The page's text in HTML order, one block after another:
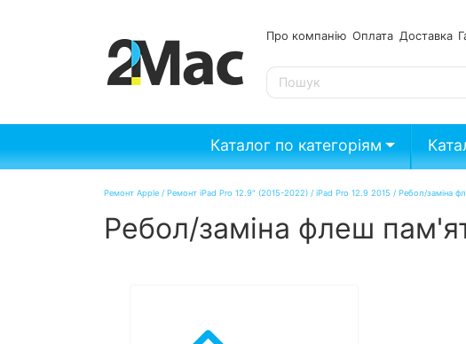
Про компанію Оплата
SE
Каталог по категоріям
Ремонт Apple / Ремонт iPad Pro 12.9" (2015-2022) / iPad Pro 12.9 2015 / Ребол/заміна
Ребол/заміна флеш